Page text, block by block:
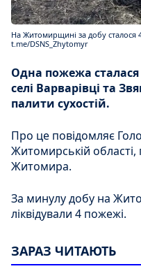
На Житомирщині за добу сталося
t.me/DSNS_Zhytomyr
Одна пожежа сталася
селі Варварівці та
палити сухостій.
Про це повідомляє
Житомирській
Житомира.
За минулу добу на
ліквідували 4 пожежі.
ЗАРАЗ ЧИТАЮТЬ